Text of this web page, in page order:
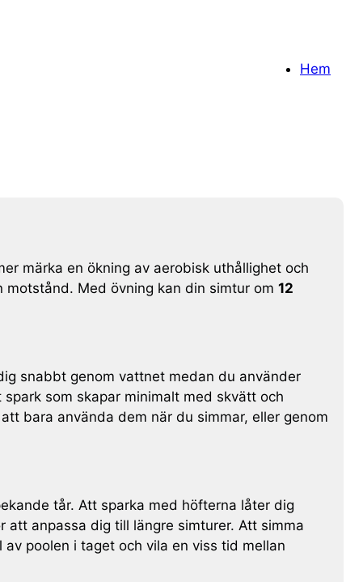
Hem
märka en ökning av aerobisk uthållighet och
Med övning kan din simtur om 12
snabbt genom vattnet medan du använder
som skapar minimalt med skvätt och
bara använda dem när du simmar, eller genom
tår. Att sparka med höfterna låter dig
anpassa dig till längre simturer. Att simma
poolen i taget och vila en viss tid mellan